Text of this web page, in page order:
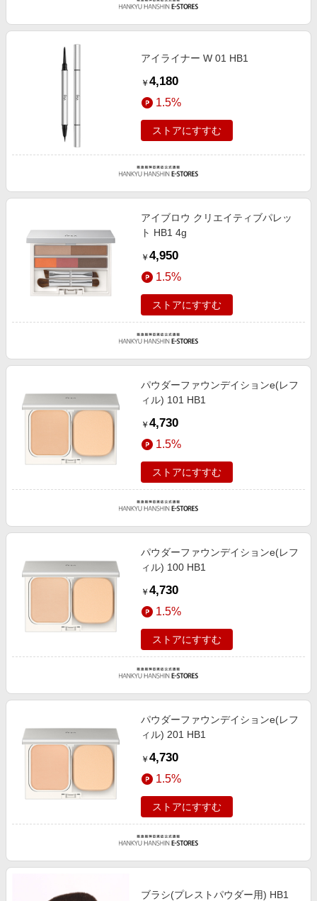
アイライナー W 01 HB1
￥ 4,180
1.5%
ストアにすすむ
アイブロウ クリエイティブパレッ
ト HB1 4g
￥ 4,950
1.5%
ストアにすすむ
パウダーファウンデイションe(レフ
ィル) 101 HB1
￥ 4,730
1.5%
ストアにすすむ
パウダーファウンデイションe(レフ
ィル) 100 HB1
￥ 4,730
1.5%
ストアにすすむ
パウダーファウンデイションe(レフ
ィル) 201 HB1
￥ 4,730
1.5%
ストアにすすむ
ブラシ(プレストパウダー用) HB1